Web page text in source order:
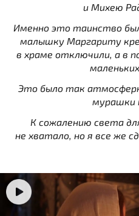
и Михею
Именно это таинство
малышку Маргариту
в храме отключили, а в
Это было так
мурашки
К сожалению света
не хватало, но я все же